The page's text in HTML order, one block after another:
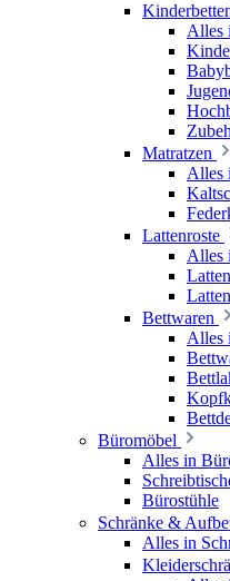
Alles
Matratzen
Alles
Lattenroste
Alles
Bettwaren
Alles
Büromöbel
Alles in
Bürostühle
Schränke &
Alles in